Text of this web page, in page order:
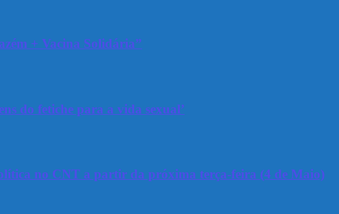
+ Vacina Solidária”
do fetiche para a vida sexual’
no CNT a partir da próxima terça-feira (4 de Maio)